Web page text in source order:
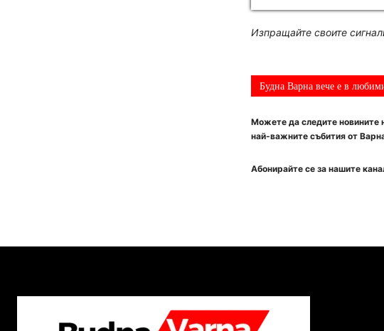
Изпращайте своите
Будна Варна вече е в
Можете да следите новините
най-важните събития от
Абонирайте се за нашите